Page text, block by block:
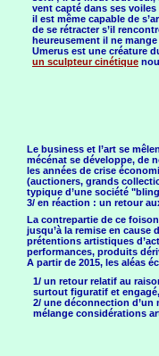
vent capté dans ses
il est même capable de
de se rétracter s’il
heureusement il ne
Umerus est une créature
un sculpteur cinétique
Le business et l’art se
mécénat se développe, de
les années de crise
(auctioners, grands
typique d’une société
3/ en réaction : un retour
La contrepartie de ce
jusqu’à la remise en cause
prétentions artistiques
performances, produits
A partir de 2015, les aléas
1/ un retour relatif au
surtout figuratif et engagé,
2/ une déconnection d’un
mélange considérations